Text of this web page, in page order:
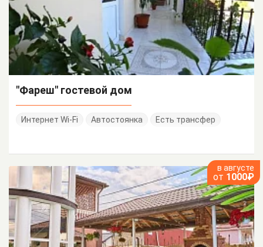
"Фареш" гостевой дом
Интернет Wi-Fi Автостоянка Есть трансфер
в августе
от 1000₽